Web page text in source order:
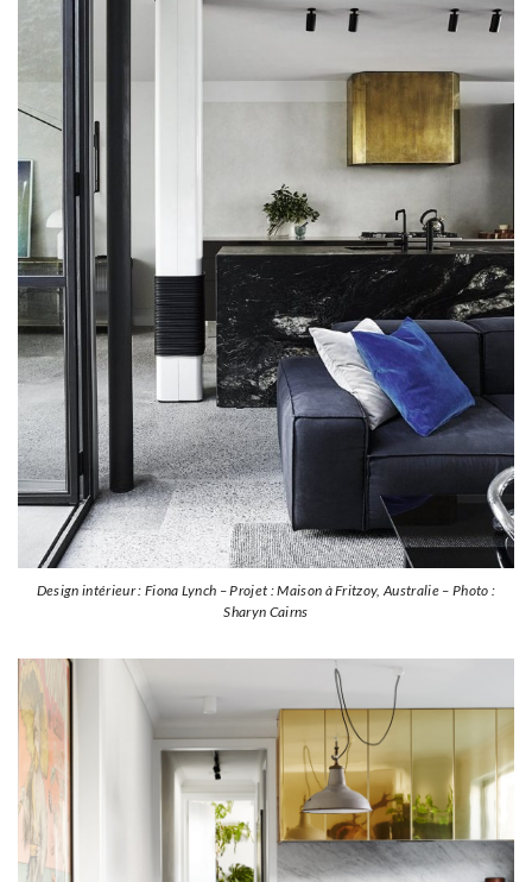
Design intérieur : Fiona Lynch – Projet : Maison à Fritzoy, Australie – Photo :
Sharyn Cairns